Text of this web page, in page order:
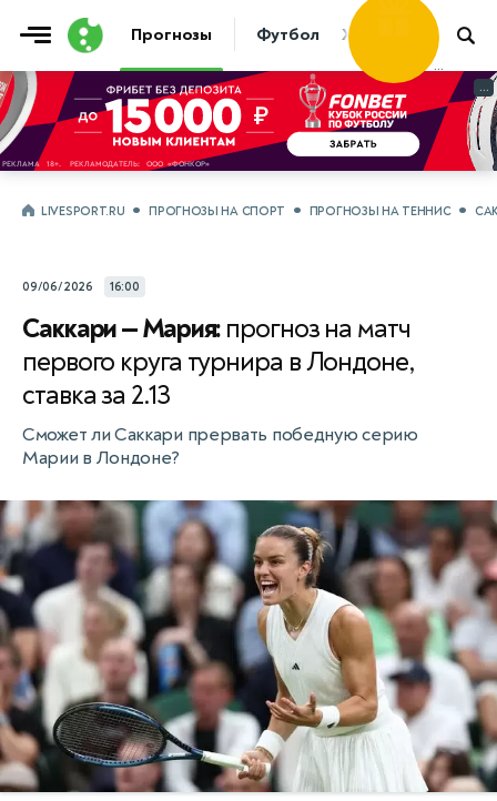
Прогнозы Футбол Хоккей Теннис
...
...
LIVESPORT.RU ПРОГНОЗЫ НА СПОРТ ПРОГНОЗЫ НА ТЕННИС
09/06/2026 16:00
Саккари — Мария: прогноз на матч
первого круга турнира в Лондоне,
ставка за 2.13
Сможет ли Саккари прервать победную серию
Марии в Лондоне?